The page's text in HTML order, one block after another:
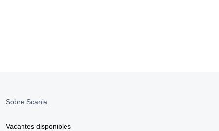
Sobre Scania
Vacantes disponibles